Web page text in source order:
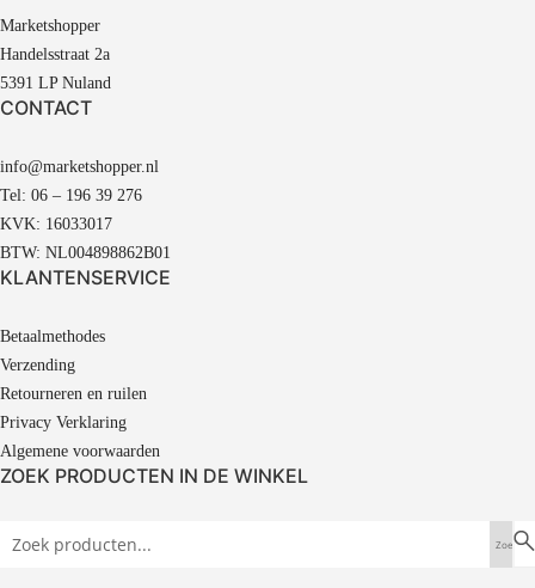
Marketshopper
Handelsstraat 2a
5391 LP Nuland
CONTACT
info@marketshopper.nl
Tel: 06 – 196 39 276
KVK: 16033017
BTW: NL004898862B01
KLANTENSERVICE
Betaalmethodes
Verzending
Retourneren en ruilen
Privacy Verklaring
Algemene voorwaarden
ZOEK PRODUCTEN IN DE WINKEL